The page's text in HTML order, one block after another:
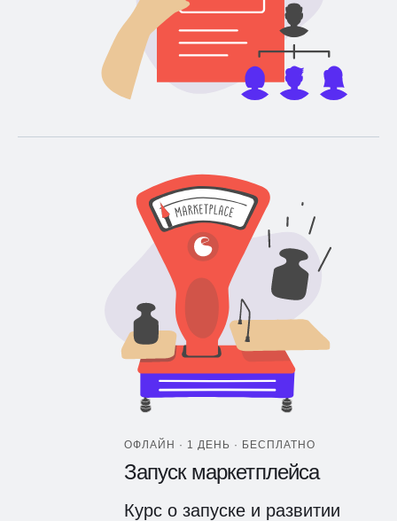
ОФЛАЙН · 1 ДЕНЬ · БЕСПЛАТНО
Запуск маркетплейса
Курс о запуске и развитии